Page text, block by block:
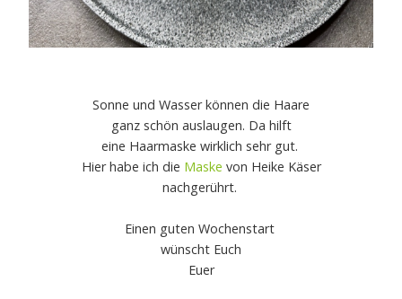
Sonne und Wasser können die Haare
ganz schön auslaugen. Da hilft
eine Haarmaske wirklich sehr gut.
Hier habe ich die Maske von Heike Käser
nachgerührt.
Einen guten Wochenstart
wünscht Euch
Euer